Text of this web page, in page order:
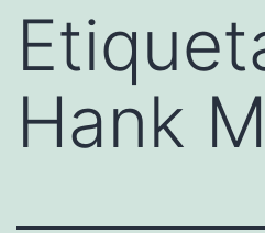
Hank